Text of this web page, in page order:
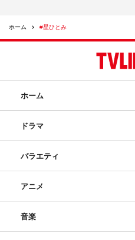
ホーム #星ひとみ
ホーム
ドラマ
バラエティ
アニメ
音楽